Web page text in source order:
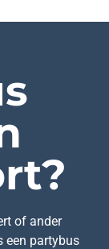
of ander
een partybus